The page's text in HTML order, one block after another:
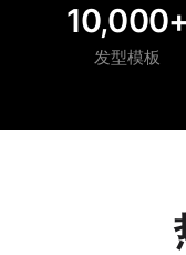
10,000+
发型模板